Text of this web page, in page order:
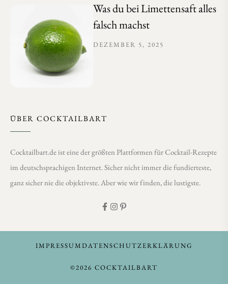
Was du bei Limettensaft alles
falsch machst
DEZEMBER 5, 2025
ÜBER COCKTAILBART
Cocktailbart.de ist eine der größten Plattformen für Cocktail-Rezepte
im deutschsprachigen Internet. Sicher nicht immer die fundierteste,
ganz sicher nie die objektivste. Aber wie wir finden, die lustigste.
IMPRESSUMDATENSCHUTZERKLÄRUNG
©2026 COCKTAILBART